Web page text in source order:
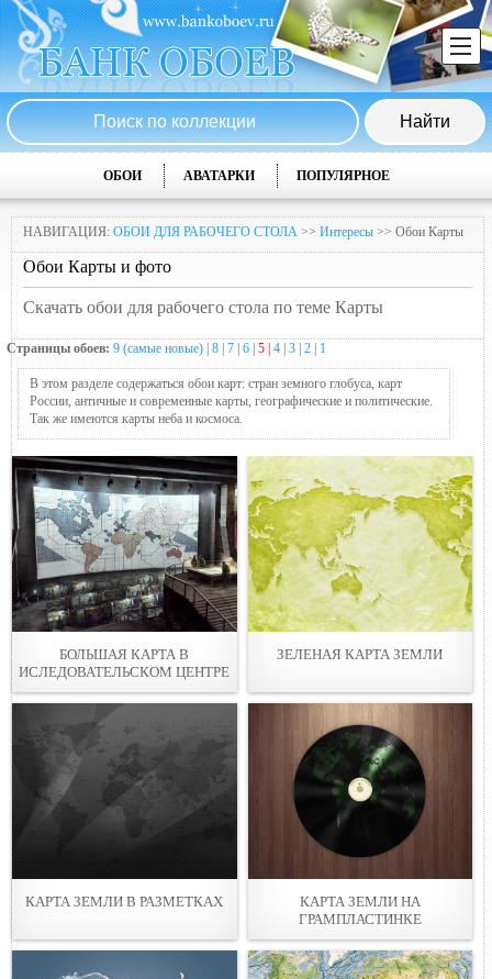
ОБОИ АВАТАРКИ ПОПУЛЯРНОЕ
НАВИГАЦИЯ: ОБОИ ДЛЯ РАБОЧЕГО СТОЛА >> Интересы >> Обои Карты
Обои Карты и фото
Скачать обои для рабочего стола по теме Карты
Страницы обоев: 9 (самые новые) 8 7 6 5 | 4 3 2 1
В этом разделе содержаться обои карт: стран земного глобуса, карт
России, античные и современные карты, географические и политические.
Так же имеются карты неба и космоса.
БОЛЬШАЯ КАРТА В
ИСЛЕДОВАТЕЛЬСКОМ ЦЕНТРЕ
ЗЕЛЕНАЯ КАРТА ЗЕМЛИ
КАРТА ЗЕМЛИ В РАЗМЕТКАХ
КАРТА ЗЕМЛИ НА
ГРАМПЛАСТИНКЕ